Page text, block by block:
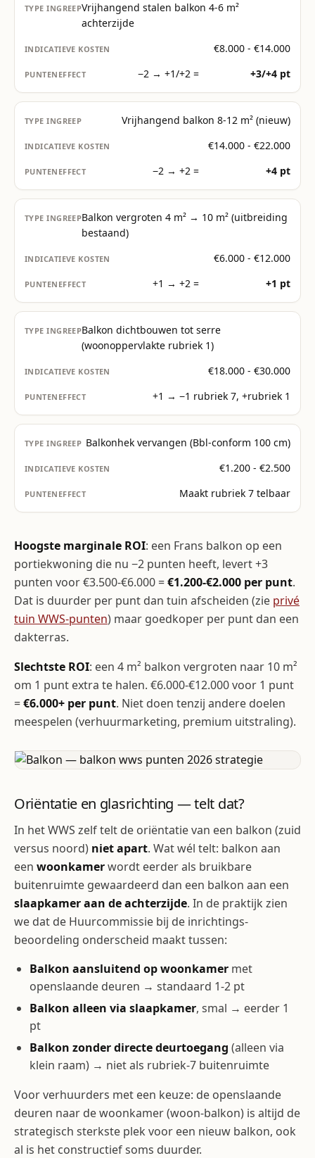
Vrijhangend stalen balkon 4-6 m²
achterzijde
€8.000 - €14.000
−2 → +1/+2 =
+3/+4 pt
Vrijhangend balkon 8-12 m² (nieuw)
€14.000 - €22.000
−2 → +2 =
+4 pt
Balkon vergroten 4 m² → 10 m² (uitbreiding
bestaand)
€6.000 - €12.000
+1 → +2 =
+1 pt
Balkon dichtbouwen tot serre
(woonoppervlakte rubriek 1)
€18.000 - €30.000
+1 → −1 rubriek 7, +rubriek 1
Balkonhek vervangen (Bbl-conform 100 cm)
€1.200 - €2.500
Maakt rubriek 7 telbaar
Hoogste marginale ROI: een Frans balkon op een
portiekwoning die nu −2 punten heeft, levert +3
punten voor €3.500-€6.000 =€1.200-€2.000 per punt.
Dat is duurder per punt dan tuin afscheiden (zie privé
tuin WWS-punten) maar goedkoper per punt dan een
dakterras.
Slechtste ROI: een 4 m² balkon vergroten naar 10 m²
om 1 punt extra te halen. €6.000-€12.000 voor 1 punt
=€6.000+ per punt. Niet doen tenzij andere doelen
meespelen (verhuurmarketing, premium uitstraling).
Oriëntatie en glasrichting — telt dat?
In het WWS zelf telt de oriëntatie van een balkon (zuid
versus noord) niet apart. Wat wél telt: balkon aan
een woonkamerwordt eerder als bruikbare
buitenruimte gewaardeerd dan een balkon aan een
slaapkamer aan de achterzijde. In de praktijk zien
we dat de Huurcommissie bij de inrichtings-
beoordeling onderscheid maakt tussen:
Balkon aansluitend op woonkamer met
openslaande deuren → standaard 1-2 pt
Balkon alleen via slaapkamer, smal → eerder 1
pt
Balkon zonder directe deurtoegang (alleen via
klein raam) → niet als rubriek-7 buitenruimte
Voor verhuurders met een keuze: de openslaande
deuren naar de woonkamer (woon-balkon) is altijd de
strategisch sterkste plek voor een nieuw balkon, ook
al is het constructief soms duurder.